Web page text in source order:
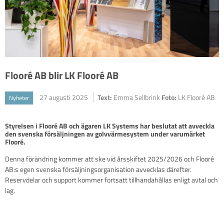
Flooré AB blir LK Flooré AB
Nyheter 27 augusti 2025 Text: Emma Sellbrink Foto: LK Flooré AB
Styrelsen i Flooré AB och ägaren LK Systems har beslutat att avveckla
den svenska försäljningen av golvvärmesystem under varumärket
Flooré.
Denna förändring kommer att ske vid årsskiftet 2025/2026 och Flooré
AB:s egen svenska försäljningsorganisation avvecklas därefter.
Reservdelar och support kommer fortsatt tillhandahållas enligt avtal och
lag.